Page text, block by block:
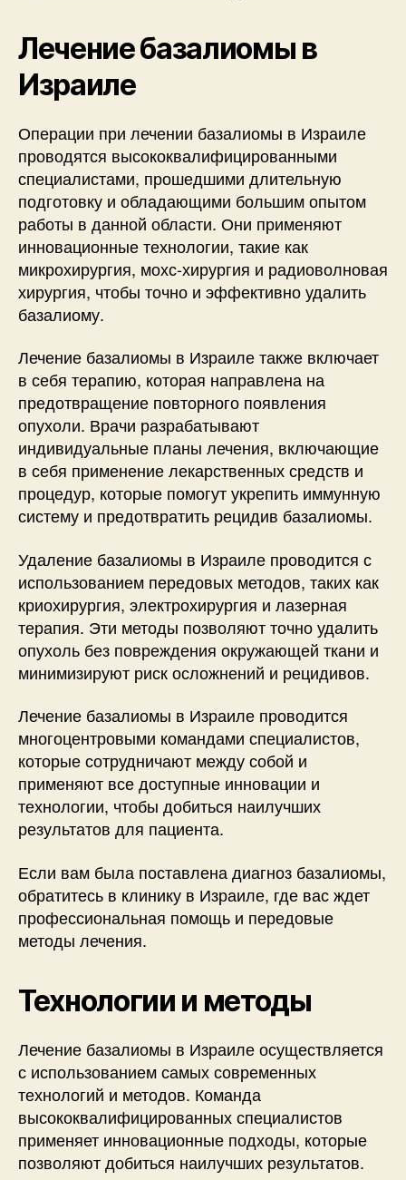
Лечение базалиомы в
Израиле
Операции при лечении базалиомы в Израиле
проводятся высококвалифицированными
специалистами, прошедшими длительную
подготовку и обладающими большим опытом
работы в данной области. Они применяют
инновационные технологии, такие как
микрохирургия, мохс-хирургия и радиоволновая
хирургия, чтобы точно и эффективно удалить
базалиому.
Лечение базалиомы в Израиле также включает
в себя терапию, которая направлена на
предотвращение повторного появления
опухоли. Врачи разрабатывают
индивидуальные планы лечения, включающие
в себя применение лекарственных средств и
процедур, которые помогут укрепить иммунную
систему и предотвратить рецидив базалиомы.
Удаление базалиомы в Израиле проводится с
использованием передовых методов, таких как
криохирургия, электрохирургия и лазерная
терапия. Эти методы позволяют точно удалить
опухоль без повреждения окружающей ткани и
минимизируют риск осложнений и рецидивов.
Лечение базалиомы в Израиле проводится
многоцентровыми командами специалистов,
которые сотрудничают между собой и
применяют все доступные инновации и
технологии, чтобы добиться наилучших
результатов для пациента.
Если вам была поставлена диагноз базалиомы,
обратитесь в клинику в Израиле, где вас ждет
профессиональная помощь и передовые
методы лечения.
Технологии и методы
Лечение базалиомы в Израиле осуществляется
с использованием самых современных
технологий и методов. Команда
высококвалифицированных специалистов
применяет инновационные подходы, которые
позволяют добиться наилучших результатов.